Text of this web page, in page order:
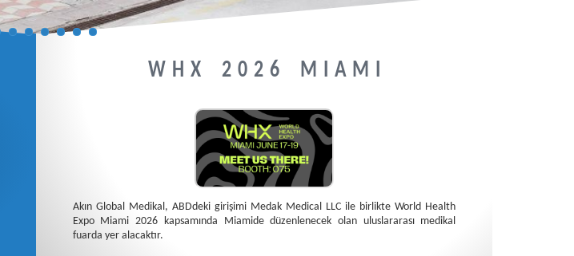
WHX 2026 MIAMI
Akın Global Medikal, ABDdeki girişimi Medak Medical LLC ile birlikte World Health
Expo Miami 2026 kapsamında Miamide düzenlenecek olan uluslararası medikal
fuarda yer alacaktır.